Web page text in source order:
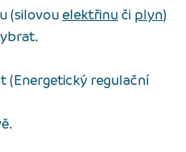
(silovouelektřinuči plyn)
(Energetický regulační